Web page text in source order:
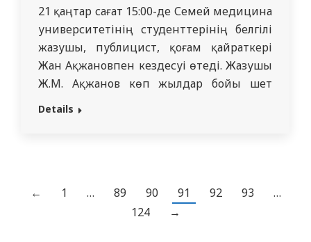
21 қаңтар сағат 15:00-де Семей медицина
университетінің студенттерінің белгілі
жазушы, публицист, қоғам қайраткері
Жан Ақжановпен кездесуі өтеді. Жазушы
Ж.М. Ақжанов көп жылдар бойы шет
мемлекеттерде тұрған. Жазушылыққа
авторы, мысалы, «Сладкий дождь»,
«Солнце улыбнется тебе», «Сенің…
Details
← 1 … 89 90 91 92 93
…
124
→